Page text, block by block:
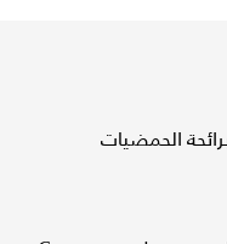
الحمضيات